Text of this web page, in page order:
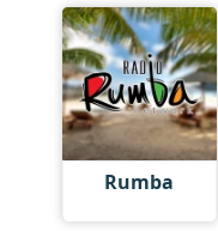
Rumba